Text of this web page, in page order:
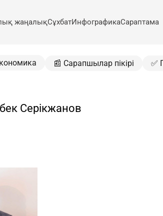
жаңалықСұхбатИнфографикаСараптама
📰 Сарапшылар пікірі ✅
Серікжанов